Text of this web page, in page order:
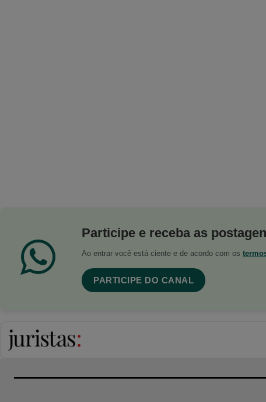
Participe e receba as
Ao entrar você está ciente e de acordo com os
PARTICIPE DO CANAL